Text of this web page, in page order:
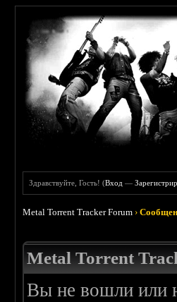
Здравствуйте, Гость! (Вход —
Metal Torrent Tracker Forum ›
Metal Torrent
Вы не вошли или